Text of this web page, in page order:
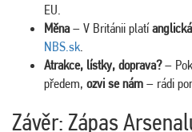
EU.
Měna– V Británii platí
NBS.sk
Atrakce, lístky, doprava?–
předem, ozvi se nám – rádi
Závěr: Zápas